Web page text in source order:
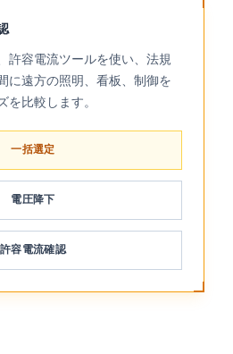
許容電流ツールを使い、法規
に遠方の照明、看板、制御を
を比較します。
一括選定
電圧降下
許容電流確認